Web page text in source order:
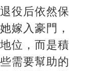
役后依然保
嫁入豪門，
位，而是積
需要幫助的